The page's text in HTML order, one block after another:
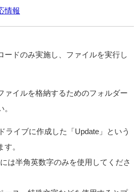
情報
ードのみ実施し、ファイルを実行し
ァイルを格納するためのフォルダー
ライブに作成した「Update」という
。
は半角英数字のみを使用してくださ